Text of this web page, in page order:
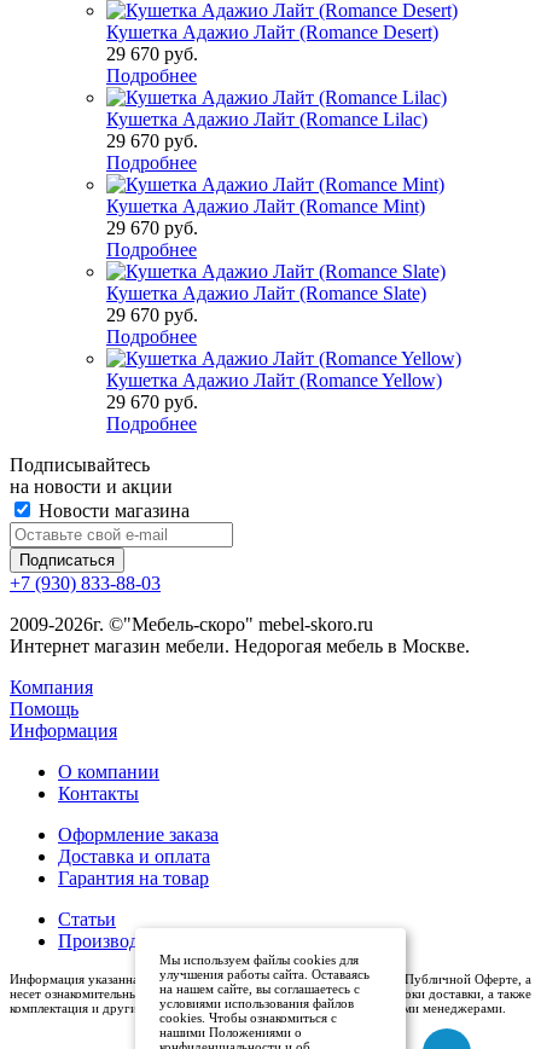
Кушетка Адажио Лайт (Romance Desert)
29 670 руб.
Подробнее
Кушетка Адажио Лайт (Romance Lilac)
29 670 руб.
Подробнее
Кушетка Адажио Лайт (Romance Mint)
29 670 руб.
Подробнее
Кушетка Адажио Лайт (Romance Slate)
29 670 руб.
Подробнее
Кушетка Адажио Лайт (Romance Yellow)
29 670 руб.
Подробнее
Подписывайтесь
на новости и акции
Новости магазина
+7 (930) 833-88-03
2009-2026г. ©"Мебель-скоро" mebel-skoro.ru
Интернет магазин мебели. Недорогая мебель в Москве.
Компания
Помощь
Информация
О компании
Контакты
Оформление заказа
Доставка и оплата
Гарантия на товар
Статьи
Производители
Информация указанная на сайте (описания и цены), не относится к Публичной Оферте, а
несет ознакомительный характер. Окончательная цена, условия и сроки доставки, а также
комплектация и другие характеристики товаров - уточняются нашими менеджерами.
Мы используем файлы cookies для
улучшения работы сайта. Оставаясь
на нашем сайте, вы соглашаетесь с
условиями использования файлов
cookies. Чтобы ознакомиться с
нашими Положениями о